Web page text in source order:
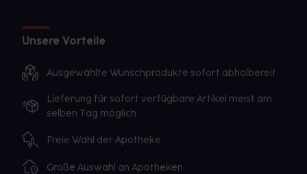
Unsere Vorteile
Ausgewählte Wunschprodukte sofort abholbereit
Lieferung für sofort verfügbare Artikel meist am
selben Tag möglich
Freie Wahl der Apotheke
Große Auswahl an Apotheken